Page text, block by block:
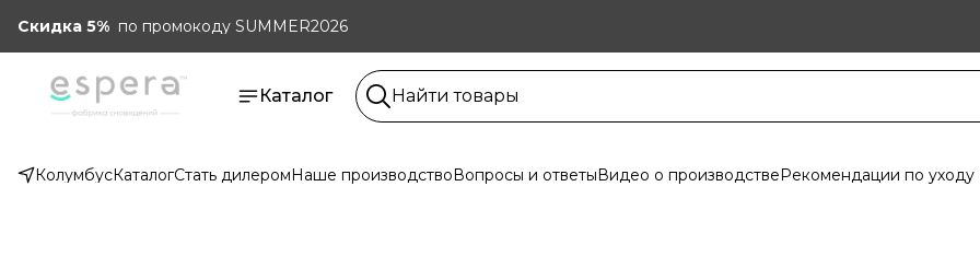
Скидка 5% по промокоду SUMMER2026
Каталог
КолумбусКаталогСтать дилеромНаше производствоВопросы и ответыВидео о производствеРекомендации по уходу